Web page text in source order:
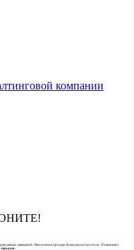
рекламных кампаний. Увеличение продаж. Консалтинг продаж. Повышение
продаж.